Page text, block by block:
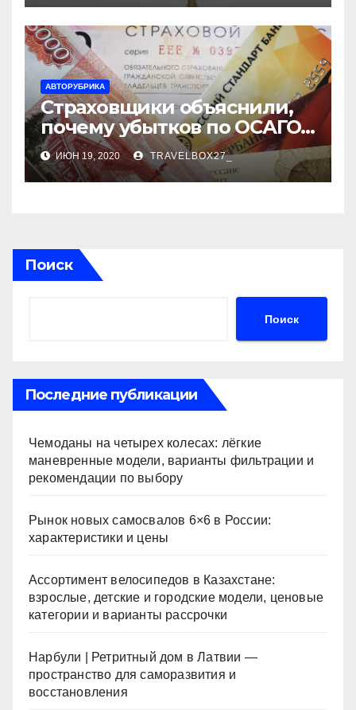
АВТОРУБРИКА
Страховщики объяснили,
почему убытков по ОСАГО
стало меньше
ИЮН 19, 2020 TRAVELBOX27_
Поиск
Поиск
Последние публикации
Чемоданы на четырех колесах: лёгкие
маневренные модели, варианты фильтрации и
рекомендации по выбору
Рынок новых самосвалов 6×6 в России:
характеристики и цены
Ассортимент велосипедов в Казахстане:
взрослые, детские и городские модели, ценовые
категории и варианты рассрочки
Нарбули | Ретритный дом в Латвии —
пространство для саморазвития и
восстановления